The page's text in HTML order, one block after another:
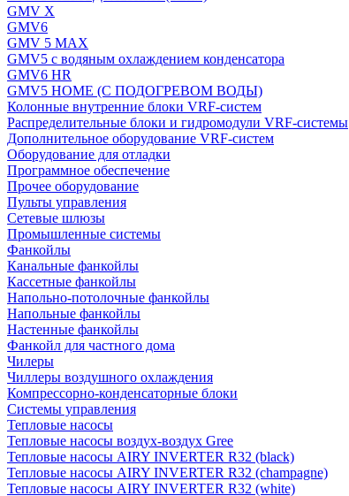
GMV X
GMV6
GMV 5 MAX
GMV5 с водяным охлаждением конденсатора
GMV6 HR
GMV5 HOME (С ПОДОГРЕВОМ ВОДЫ)
Колонные внутренние блоки VRF-систем
Распределительные блоки и гидромодули VRF-системы
Дополнительное оборудование VRF-систем
Оборудование для отладки
Программное обеспечение
Прочее оборудование
Пульты управления
Сетевые шлюзы
Промышленные системы
Фанкойлы
Канальные фанкойлы
Кассетные фанкойлы
Напольно-потолочные фанкойлы
Напольные фанкойлы
Настенные фанкойлы
Фанкойл для частного дома
Чилеры
Чиллеры воздушного охлаждения
Компрессорно-конденсаторные блоки
Системы управления
Тепловые насосы
Тепловые насосы воздух-воздух Gree
Тепловые насосы AIRY INVERTER R32 (black)
Тепловые насосы AIRY INVERTER R32 (champagne)
Тепловые насосы AIRY INVERTER R32 (white)